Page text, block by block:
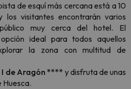
de esquí más cercana está a 10
los visitantes encontrarán varios
muy cerca del hotel. El
ideal para todos aquellos
la zona con multitud de
I de Aragón **** y disfruta de unas
Huesca.